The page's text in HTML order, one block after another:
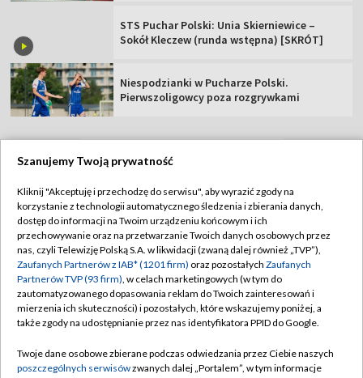
STS Puchar Polski: Unia Skierniewice –
Sokół Kleczew (runda wstępna) [SKRÓT]
Niespodzianki w Pucharze Polski.
Pierwszoligowcy poza rozgrywkami
Abonament TVP
Sklep TVP
Biuro Reklamy
Oferta Handlowa
Telegazeta ogłoszenia
Rada Programowa
Regulamin TVP
Polityka prywatności
Moje zgody
Biuro reklamy
Kontakt
Kanały
Szanujemy Twoją prywatność
Kliknij "Akceptuję i przechodzę do serwisu", aby wyrazić zgody na
korzystanie z technologii automatycznego śledzenia i zbierania danych,
dostęp do informacji na Twoim urządzeniu końcowym i ich
przechowywanie oraz na przetwarzanie Twoich danych osobowych przez
nas, czyli Telewizję Polską S.A. w likwidacji (zwaną dalej również „TVP”),
Zaufanych Partnerów z IAB* (1201 firm) oraz pozostałych Zaufanych
Partnerów TVP (93 firm), w celach marketingowych (w tym do
zautomatyzowanego dopasowania reklam do Twoich zainteresowań i
mierzenia ich skuteczności) i pozostałych, które wskazujemy poniżej, a
także zgody na udostępnianie przez nas identyfikatora PPID do Google.
Twoje dane osobowe zbierane podczas odwiedzania przez Ciebie naszych
poszczególnych serwisówzwanych dalej „Portalem”, w tym informacje